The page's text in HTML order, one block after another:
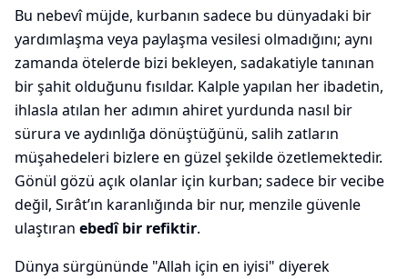
Bu nebevî müjde, kurbanın sadece bu dünyadaki bir
yardımlaşma veya paylaşma vesilesi olmadığını; aynı
zamanda ötelerde bizi bekleyen, sadakatiyle tanınan
bir şahit olduğunu fısıldar. Kalple yapılan her ibadetin,
ihlasla atılan her adımın ahiret yurdunda nasıl bir
sürura ve aydınlığa dönüştüğünü, salih zatların
müşahedeleri bizlere en güzel şekilde özetlemektedir.
Gönül gözü açık olanlar için kurban; sadece bir vecibe
değil, Sırât’ın karanlığında bir nur, menzile güvenle
ulaştıran ebedî bir refiktir.
Dünya sürgününde "Allah için en iyisi" diyerek